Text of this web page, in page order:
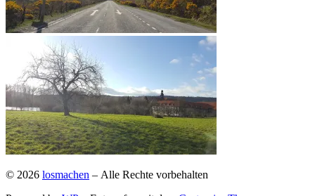
© 2026 losmachen – Alle Rechte vorbehalten